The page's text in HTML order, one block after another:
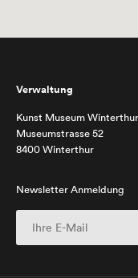
Verwaltung
Kunst Museum Winterthur
Museumstrasse 52
8400 Winterthur
Newsletter Anmeldung